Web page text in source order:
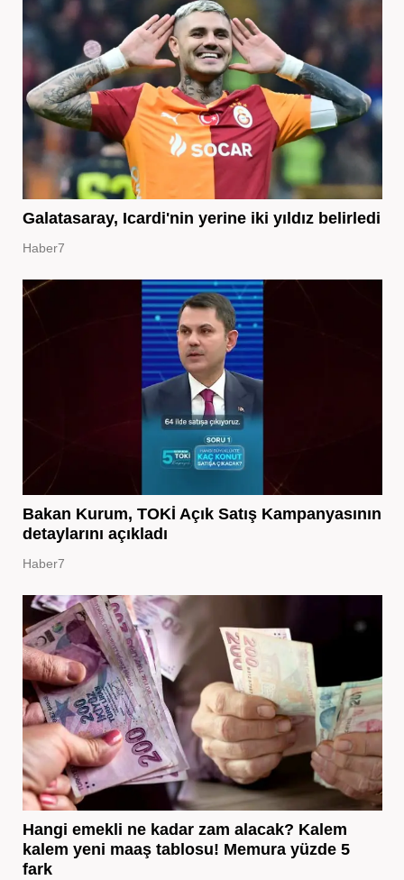
Galatasaray, Icardi'nin yerine iki yıldız belirledi
Haber7
Bakan Kurum, TOKİ Açık Satış Kampanyasının
detaylarını açıkladı
Haber7
Hangi emekli ne kadar zam alacak? Kalem
kalem yeni maaş tablosu! Memura yüzde 5
fark